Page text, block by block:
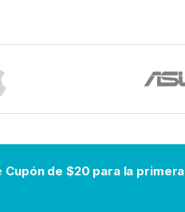
Cupón de $20 para la primera